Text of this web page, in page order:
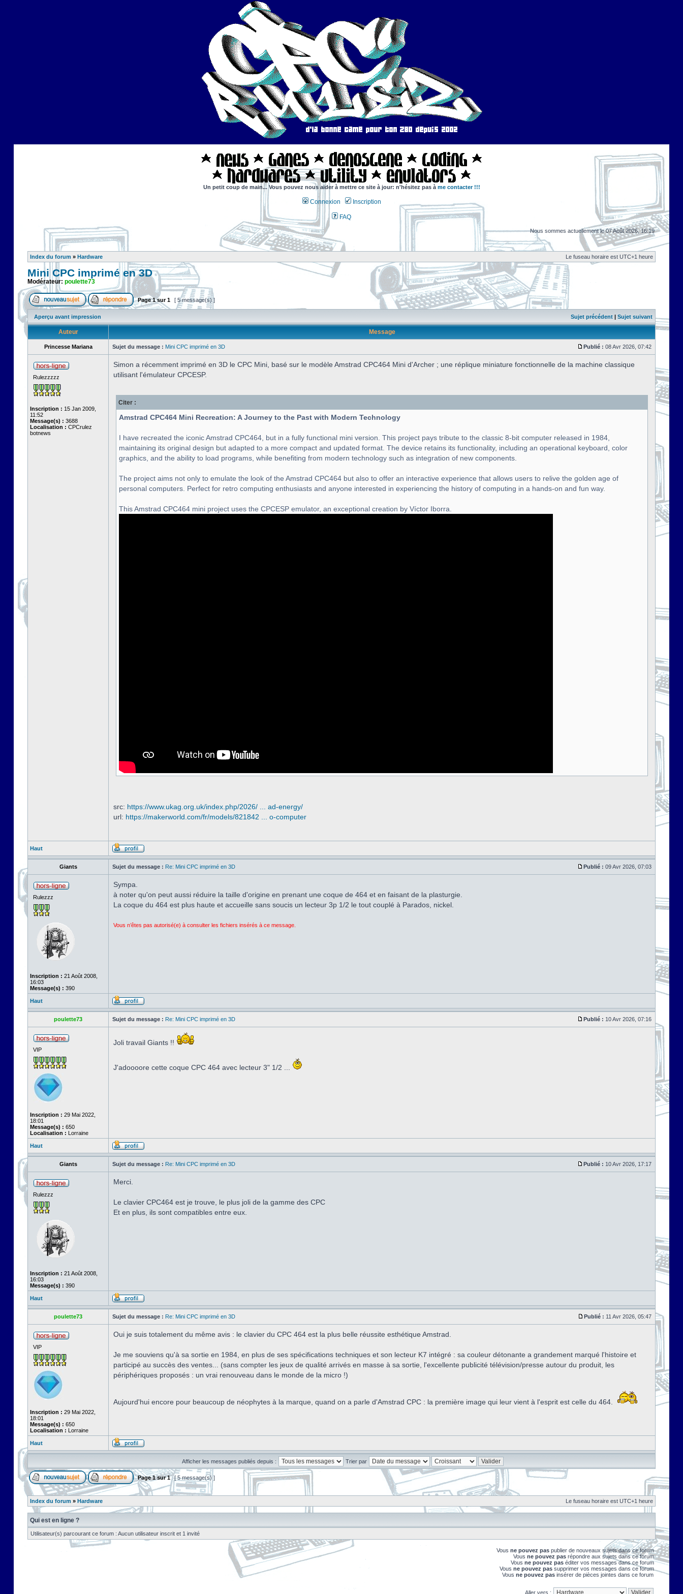
Un petit coup de main... Vous pouvez nous aider à mettre ce site à jour: n'hésitez pas à me contacter !!!
Connexion Inscription
FAQ
Nous sommes actuellement le 07 Août 2026, 16:19
Index du forum » Hardware Le fuseau horaire est UTC+1 heure
Mini CPC imprimé en 3D
Modérateur: poulette73
Page1sur1 [ 5 message(s) ]
Aperçu avant impression Sujet précédent | Sujet suivant
Auteur Message
Princesse Mariana Sujet du message : Mini CPC imprimé en 3D Publié : 08 Avr 2026, 07:42
Rulezzzzz
Inscription : 15 Jan 2009,
11:52
Message(s) : 3688
Localisation : CPCrulez
botnews
Simon a récemment imprimé en 3D le CPC Mini, basé sur le modèle Amstrad CPC464 Mini d'Archer ; une réplique miniature fonctionnelle de la machine classique
utilisant l'émulateur CPCESP.
Citer :
Amstrad CPC464 Mini Recreation: A Journey to the Past with Modern Technology
I have recreated the iconic Amstrad CPC464, but in a fully functional mini version. This project pays tribute to the classic 8-bit computer released in 1984,
maintaining its original design but adapted to a more compact and updated format. The device retains its functionality, including an operational keyboard, color
graphics, and the ability to load programs, while benefiting from modern technology such as integration of new components.
The project aims not only to emulate the look of the Amstrad CPC464 but also to offer an interactive experience that allows users to relive the golden age of
personal computers. Perfect for retro computing enthusiasts and anyone interested in experiencing the history of computing in a hands-on and fun way.
This Amstrad CPC464 mini project uses the CPCESP emulator, an exceptional creation by Víctor Iborra.
src: https://www.ukag.org.uk/index.php/2026/ ... ad-energy/
url: https://makerworld.com/fr/models/821842 ... o-computer
Haut
Giants Sujet du message : Re: Mini CPC imprimé en 3D Publié : 09 Avr 2026, 07:03
Rulezzz
Inscription : 21 Août 2008,
16:03
Message(s) : 390
Sympa.
à noter qu'on peut aussi réduire la taille d'origine en prenant une coque de 464 et en faisant de la plasturgie.
La coque du 464 est plus haute et accueille sans soucis un lecteur 3p 1/2 le tout couplé à Parados, nickel.
Vous n’êtes pas autorisé(e) à consulter les fichiers insérés à ce message.
Haut
poulette73 Sujet du message : Re: Mini CPC imprimé en 3D Publié : 10 Avr 2026, 07:16
VIP
Inscription : 29 Mai 2022,
18:01
Message(s) : 650
Localisation : Lorraine
Joli travail Giants !!
J'adoooore cette coque CPC 464 avec lecteur 3" 1/2 ...
Haut
Giants Sujet du message : Re: Mini CPC imprimé en 3D Publié : 10 Avr 2026, 17:17
Rulezzz
Inscription : 21 Août 2008,
16:03
Message(s) : 390
Merci.
Le clavier CPC464 est je trouve, le plus joli de la gamme des CPC
Et en plus, ils sont compatibles entre eux.
Haut
poulette73 Sujet du message : Re: Mini CPC imprimé en 3D Publié : 11 Avr 2026, 05:47
VIP
Inscription : 29 Mai 2022,
18:01
Message(s) : 650
Localisation : Lorraine
Oui je suis totalement du même avis : le clavier du CPC 464 est la plus belle réussite esthétique Amstrad.
Je me souviens qu'à sa sortie en 1984, en plus de ses spécifications techniques et son lecteur K7 intégré : sa couleur détonante a grandement marqué l'histoire et
participé au succès des ventes... (sans compter les jeux de qualité arrivés en masse à sa sortie, l'excellente publicité télévision/presse autour du produit, les
périphériques proposés : un vrai renouveau dans le monde de la micro !)
Aujourd'hui encore pour beaucoup de néophytes à la marque, quand on a parle d'Amstrad CPC : la première image qui leur vient à l'esprit est celle du 464.
Haut
Afficher les messages publiés depuis : Trier par
Page1sur1 [ 5 message(s) ]
Index du forum » Hardware Le fuseau horaire est UTC+1 heure
Qui est en ligne ?
Utilisateur(s) parcourant ce forum : Aucun utilisateur inscrit et 1 invité
Vous ne pouvez pas publier de nouveaux sujets dans ce forum
Vous ne pouvez pas répondre aux sujets dans ce forum
Vous ne pouvez pas éditer vos messages dans ce forum
Vous ne pouvez pas supprimer vos messages dans ce forum
Vous ne pouvez pas insérer de pièces jointes dans ce forum
Aller vers :